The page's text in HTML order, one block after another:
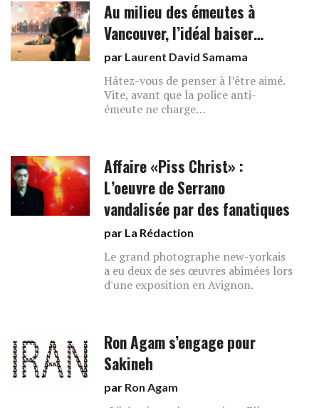
Au milieu des émeutes à
Vancouver, l’idéal baiser…
par Laurent David Samama
Hâtez-vous de penser à l’être aimé.
Vite, avant que la police anti-
émeute ne charge…
Affaire «Piss Christ» :
L’oeuvre de Serrano
vandalisée par des fanatiques
par La Rédaction
Le grand photographe new-yorkais
a eu deux de ses œuvres abimées lors
d'une exposition en Avignon.
Ron Agam s’engage pour
Sakineh
par Ron Agam